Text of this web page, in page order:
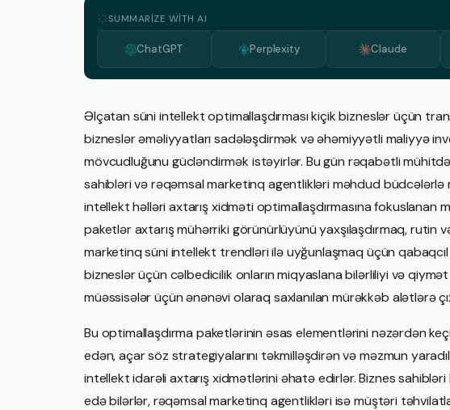
SUMMARIZE WITH AI
ChatGPT Perplexity Claude
Əlçatan süni intellekt optimallaşdırması kiçik bizneslər üçün
bizneslər əməliyyatları sadələşdirmək və əhəmiyyətli maliyyə
mövcudluğunu gücləndirmək istəyirlər. Bu gün rəqabətli
sahibləri və rəqəmsal marketinq agentlikləri məhdud
intellekt həlləri axtarış xidməti optimallaşdırmasına fokuslanan
paketlər axtarış mühərriki görünürlüyünü yaxşılaşdırmaq, rutin
marketinq süni intellekt trendləri ilə uyğunlaşmaq üçün
bizneslər üçün cəlbedicilik onların miqyaslana bilərliliyi və
müəssisələr üçün ənənəvi olaraq saxlanılan mürəkkəb alətlərə
Bu optimallaşdırma paketlərinin əsas elementlərini nəzərdən
edən, açar söz strategiyalarını təkmilləşdirən və məzmun
intellekt idarəli axtarış xidmətlərini əhatə edirlər. Biznes
edə bilərlər, rəqəmsal marketinq agentlikləri isə müştəri